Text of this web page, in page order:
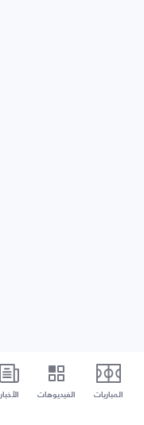
المباريات الفيديوهات الأخبار